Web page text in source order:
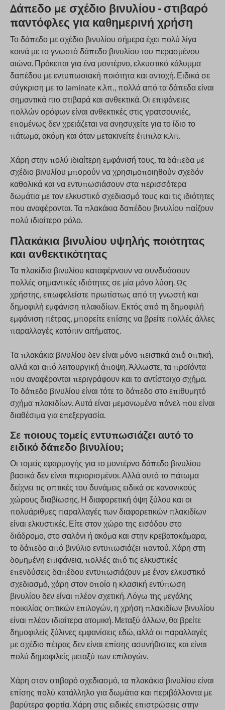
Δάπεδο με σχέδιο βινυλίου - στιβαρό
παντόφλες για καθημερινή χρήση
Το δάπεδο με σχέδιο βινυλίου σήμερα έχει πολύ λίγα
κοινά με το γνωστό δάπεδο βινυλίου του περασμένου
αιώνα. Πρόκειται για ένα μοντέρνο, ελκυστικό κάλυμμα
δαπέδου με εντυπωσιακή ποιότητα και αντοχή. Ειδικά σε
σύγκριση με το laminate κ.λπ., πολλά από τα δάπεδα είναι
σημαντικά πιο στιβαρά και ανθεκτικά. Οι επιφάνειες
πολλών ορόφων είναι ανθεκτικές στις γρατσουνιές,
επομένως δεν χρειάζεται να ανησυχείτε για το ίδιο το
πάτωμα, ακόμη και όταν μετακινείτε έπιπλα κ.λπ.
Χάρη στην πολύ ιδιαίτερη εμφάνισή τους, τα δάπεδα με
σχέδιο βινυλίου μπορούν να χρησιμοποιηθούν σχεδόν
καθολικά και να εντυπωσιάσουν στα περισσότερα
δωμάτια με τον ελκυστικό σχεδιασμό τους και τις ιδιότητες
που αναφέρονται. Τα πλακάκια δαπέδου βινυλίου παίζουν
πολύ ιδιαίτερο ρόλο.
Πλακάκια βινυλίου υψηλής ποιότητας
και ανθεκτικότητας
Τα πλακίδια βινυλίου καταφέρνουν να συνδυάσουν
πολλές σημαντικές ιδιότητες σε μία μόνο λύση. Ως
χρήστης, επωφελείστε πρωτίστως από τη γνωστή και
δημοφιλή εμφάνιση πλακιδίων. Εκτός από τη δημοφιλή
εμφάνιση πέτρας, μπορείτε επίσης να βρείτε πολλές άλλες
παραλλαγές κατόπιν αιτήματος.
Τα πλακάκια βινυλίου δεν είναι μόνο πειστικά από οπτική,
αλλά και από λειτουργική άποψη. Άλλωστε, τα προϊόντα
που αναφέρονται περιγράφουν και το αντίστοιχο σχήμα.
Το δάπεδο βινυλίου είναι τότε το δάπεδο στο επιθυμητό
σχήμα πλακιδίων. Αυτά είναι μεμονωμένα πάνελ που είναι
διαθέσιμα για επεξεργασία.
Σε ποιους τομείς εντυπωσιάζει αυτό το
ειδικό δάπεδο βινυλίου;
Οι τομείς εφαρμογής για το μοντέρνο δάπεδο βινυλίου
βασικά δεν είναι περιορισμένοι. Αλλά αυτό το πάτωμα
δείχνει τις οπτικές του δυνάμεις ειδικά σε κανονικούς
χώρους διαβίωσης. Η διαφορετική όψη ξύλου και οι
πολυάριθμες παραλλαγές των διαφορετικών πλακιδίων
είναι ελκυστικές. Είτε στον χώρο της εισόδου στο
διάδρομο, στο σαλόνι ή ακόμα και στην κρεβατοκάμαρα,
το δάπεδο από βινύλιο εντυπωσιάζει παντού. Χάρη στη
δομημένη επιφάνεια, πολλές από τις ελκυστικές
επενδύσεις δαπέδου εντυπωσιάζουν με έναν ελκυστικό
σχεδιασμό, χάρη στον οποίο η κλασική εντύπωση
βινυλίου δεν είναι πλέον σχετική. Λόγω της μεγάλης
ποικιλίας οπτικών επιλογών, η χρήση πλακιδίων βινυλίου
είναι πλέον ιδιαίτερα ατομική. Μεταξύ άλλων, θα βρείτε
δημοφιλείς ξύλινες εμφανίσεις εδώ, αλλά οι παραλλαγές
με σχέδιο πέτρας δεν είναι επίσης ασυνήθιστες και είναι
πολύ δημοφιλείς μεταξύ των επιλογών.
Χάρη στον στιβαρό σχεδιασμό, τα πλακάκια βινυλίου είναι
επίσης πολύ κατάλληλο για δωμάτια και περιβάλλοντα με
βαρύτερα φορτία. Χάρη στις ειδικές επιστρώσεις στην